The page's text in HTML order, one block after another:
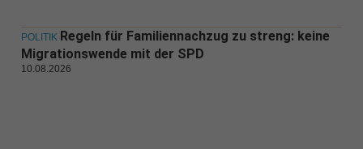
POLITIK Regeln für Familiennachzug zu streng: keine
Migrationswende mit der SPD
10.08.2026